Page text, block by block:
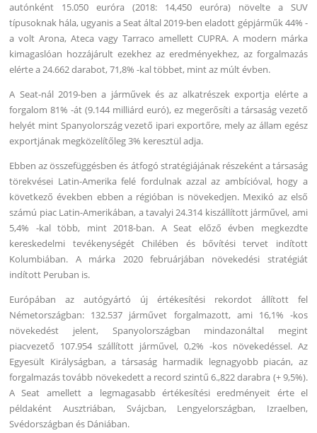
autónként 15.050 euróra (2018: 14,450 euróra) növelte a SUV
típusoknak hála, ugyanis a Seat által 2019-ben eladott gépjárműk 44% -
a volt Arona, Ateca vagy Tarraco amellett CUPRA. A modern márka
kimagaslóan hozzájárult ezekhez az eredményekhez, az forgalmazás
elérte a 24.662 darabot, 71,8% -kal többet, mint az múlt évben.
A Seat-nál 2019-ben a járművek és az alkatrészek exportja elérte a
forgalom 81% -át (9.144 milliárd euró), ez megerősíti a társaság vezető
helyét mint Spanyolország vezető ipari exportőre, mely az állam egész
exportjának megközelítőleg 3% keresztül adja.
Ebben az összefüggésben és átfogó stratégiájának részeként a társaság
törekvései Latin-Amerika felé fordulnak azzal az ambícióval, hogy a
következő években ebben a régióban is növekedjen. Mexikó az első
számú piac Latin-Amerikában, a tavalyi 24.314 kiszállított járművel, ami
5,4% -kal több, mint 2018-ban. A Seat előző évben megkezdte
kereskedelmi tevékenységét Chilében és bővítési tervet indított
Kolumbiában. A márka 2020 februárjában növekedési stratégiát
indított Peruban is.
Európában az autógyártó új értékesítési rekordot állított fel
Németországban: 132.537 járművet forgalmazott, ami 16,1% -kos
növekedést jelent, Spanyolországban mindazonáltal megint
piacvezető 107.954 szállított járművel, 0,2% -kos növekedéssel. Az
Egyesült Királyságban, a társaság harmadik legnagyobb piacán, az
forgalmazás tovább növekedett a record szintű 6.,822 darabra (+ 9,5%).
A Seat amellett a legmagasabb értékesítési eredményeit érte el
példaként Ausztriában, Svájcban, Lengyelországban, Izraelben,
Svédországban és Dániában.